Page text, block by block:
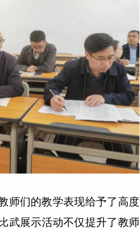
师们的教学表现给予了高度
武展示活动不仅提升了教师